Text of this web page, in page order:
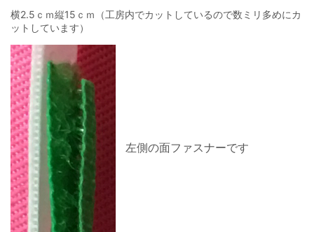
横2.5ｃｍ縦15ｃｍ（工房内でカットしているので数ミリ多めにカ
ットしています）
左側の面ファスナーです